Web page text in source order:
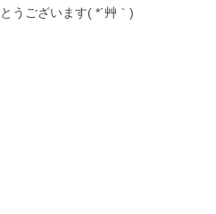
うございます( *´艸｀)